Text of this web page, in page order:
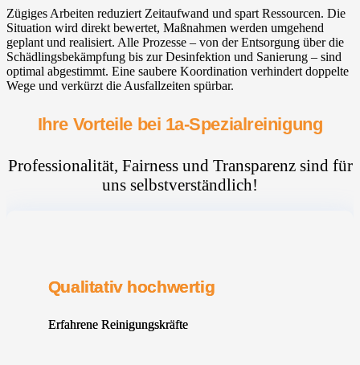
Zügiges Arbeiten reduziert Zeitaufwand und spart Ressourcen. Die
Situation wird direkt bewertet, Maßnahmen werden umgehend
geplant und realisiert. Alle Prozesse – von der Entsorgung über die
Schädlingsbekämpfung bis zur Desinfektion und Sanierung – sind
optimal abgestimmt. Eine saubere Koordination verhindert doppelte
Wege und verkürzt die Ausfallzeiten spürbar.
Ihre Vorteile bei 1a-Spezialreinigung
Professionalität, Fairness und Transparenz sind für
uns selbstverständlich!
Qualitativ hochwertig
Erfahrene Reinigungskräfte